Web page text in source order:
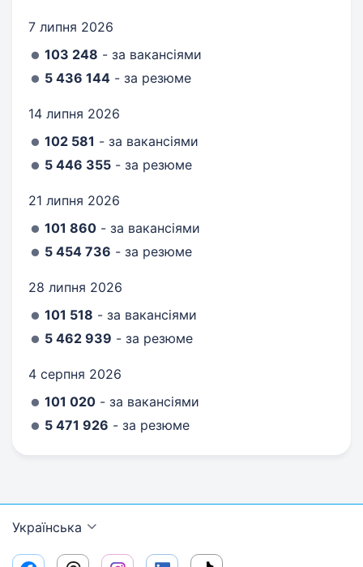
7 липня 2026
103 248 - за вакансіями
5 436 144 - за резюме
14 липня 2026
102 581 - за вакансіями
5 446 355 - за резюме
21 липня 2026
101 860 - за вакансіями
5 454 736 - за резюме
28 липня 2026
101 518 - за вакансіями
5 462 939 - за резюме
4 серпня 2026
101 020 - за вакансіями
5 471 926 - за резюме
Українська